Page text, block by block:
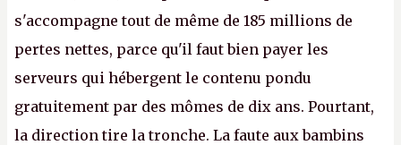
s'accompagne tout de même de 185 millions de
pertes nettes, parce qu'il faut bien payer les
serveurs qui hébergent le contenu pondu
gratuitement par des mômes de dix ans. Pourtant,
la direction tire la tronche. La faute aux bambins